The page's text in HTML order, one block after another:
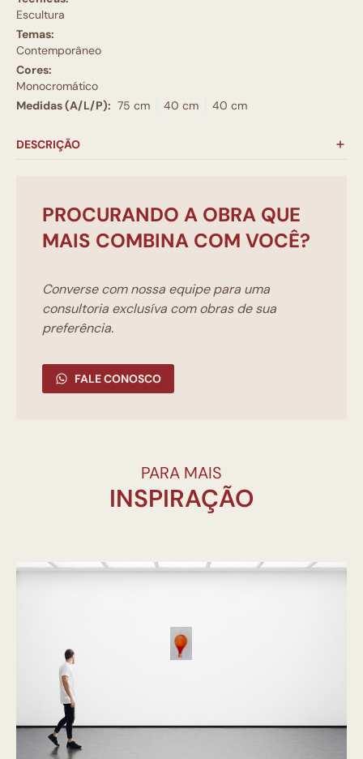
Escultura
Temas:
Contemporâneo
Cores:
Monocromático
Medidas (A/L/P): 75 cm 40 cm 40 cm
DESCRIÇÃO
PROCURANDO A OBRA QUE
MAIS COMBINA COM VOCÊ?
Converse com nossa equipe para uma
consultoria exclusíva com obras de sua
preferência.
FALE CONOSCO
PARA MAIS
INSPIRAÇÃO